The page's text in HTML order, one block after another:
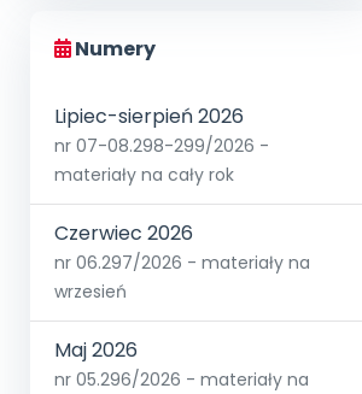
Numery
Lipiec-sierpień 2026
nr 07-08.298-299/2026 -
materiały na cały rok
Czerwiec 2026
nr 06.297/2026 - materiały na
wrzesień
Maj 2026
nr 05.296/2026 - materiały na